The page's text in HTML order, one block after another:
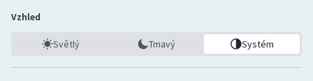
Vzhled
Světlý Tmavý Systém